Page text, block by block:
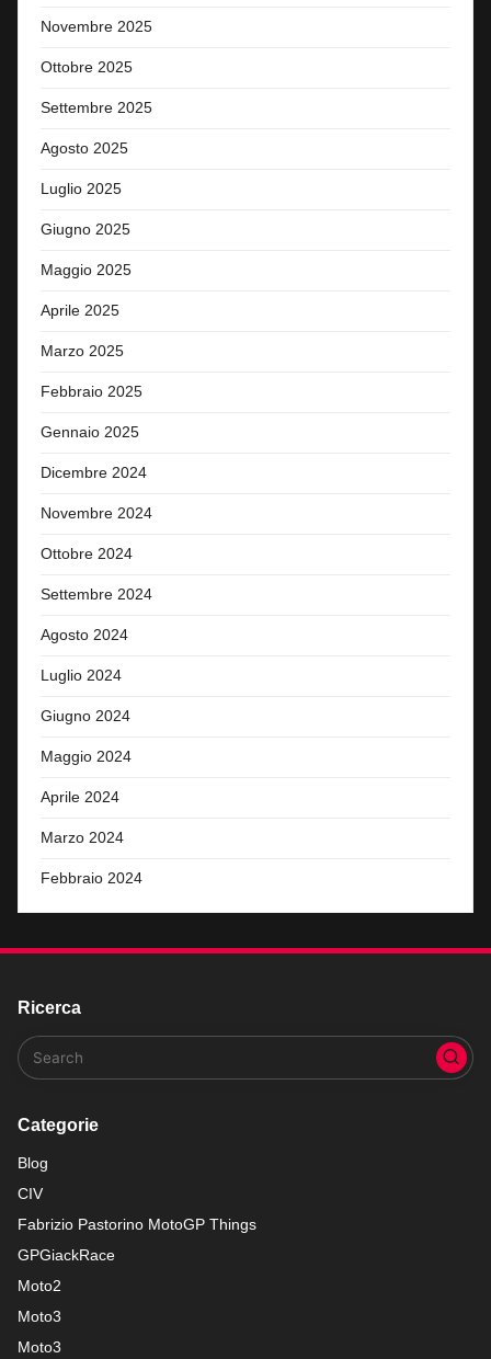
Novembre 2025
Ottobre 2025
Settembre 2025
Agosto 2025
Luglio 2025
Giugno 2025
Maggio 2025
Aprile 2025
Marzo 2025
Febbraio 2025
Gennaio 2025
Dicembre 2024
Novembre 2024
Ottobre 2024
Settembre 2024
Agosto 2024
Luglio 2024
Giugno 2024
Maggio 2024
Aprile 2024
Marzo 2024
Febbraio 2024
Ricerca
Categorie
Blog
CIV
Fabrizio Pastorino MotoGP Things
GPGiackRace
Moto2
Moto3
Moto3